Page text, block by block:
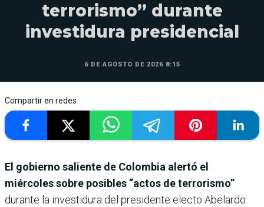
terrorismo” durante
investidura presidencial
6 DE AGOSTO DE 2026 8:15
Compartir en redes
El gobierno saliente de Colombia alertó el
miércoles sobre posibles “actos de terrorismo”
durante la investidura del presidente electo Abelardo